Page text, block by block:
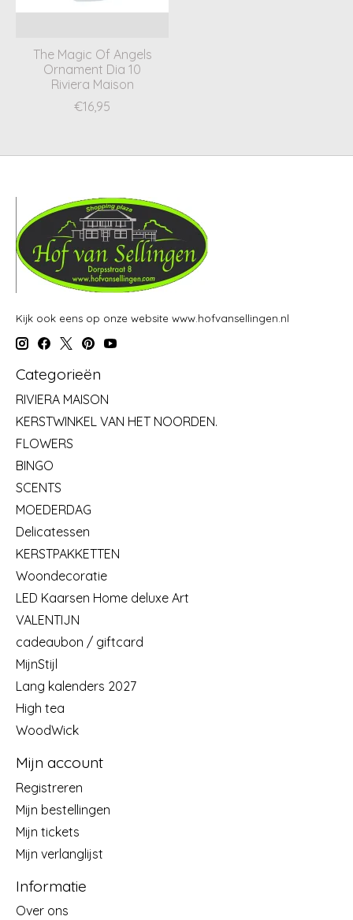
The Magic Of Angels
Ornament Dia 10
Riviera Maison
€16,95
Kijk ook eens op onze website www.hofvansellingen.nl
Categorieën
RIVIERA MAISON
KERSTWINKEL VAN HET NOORDEN.
FLOWERS
BINGO
SCENTS
MOEDERDAG
Delicatessen
KERSTPAKKETTEN
Woondecoratie
LED Kaarsen Home deluxe Art
VALENTIJN
cadeaubon / giftcard
MijnStijl
Lang kalenders 2027
High tea
WoodWick
Mijn account
Registreren
Mijn bestellingen
Mijn tickets
Mijn verlanglijst
Informatie
Over ons